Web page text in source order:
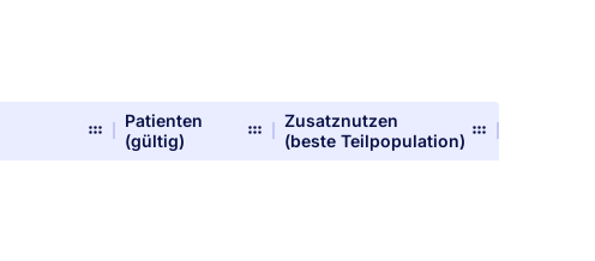
Patienten
(gültig)
Zusatznutzen
(beste Teilpopulation)